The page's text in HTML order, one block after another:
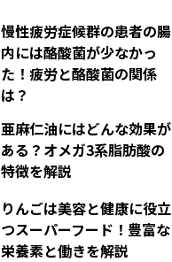
慢性疲労症候群の患者の腸
内には酪酸菌が少なかっ
た！疲労と酪酸菌の関係
は？
亜麻仁油にはどんな効果が
ある？オメガ3系脂肪酸の
特徴を解説
りんごは美容と健康に役立
つスーパーフード！豊富な
栄養素と働きを解説